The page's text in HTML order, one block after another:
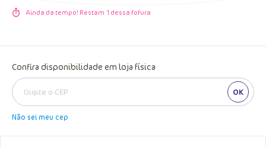
Ainda da tempo! Restam 1 dessa fofura
Confira disponibilidade em loja física
OK
Não sei meu cep